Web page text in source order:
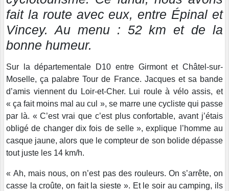
fait la route avec eux, entre Épinal et
Vincey. Au menu : 52 km et de la
bonne humeur.
Sur la départementale D10 entre Girmont et Châtel-sur-
Moselle, ça palabre Tour de France. Jacques et sa bande
d’amis viennent du Loir-et-Cher. Lui roule à vélo assis, et
« ça fait moins mal au cul », se marre une cycliste qui passe
par là. « C’est vrai que c’est plus confortable, avant j’étais
obligé de changer dix fois de selle », explique l’homme au
casque jaune, alors que le compteur de son bolide dépasse
tout juste les 14 km/h.
« Ah, mais nous, on n’est pas des rouleurs. On s’arrête, on
casse la croûte, on fait la sieste ». Et le soir au camping, ils